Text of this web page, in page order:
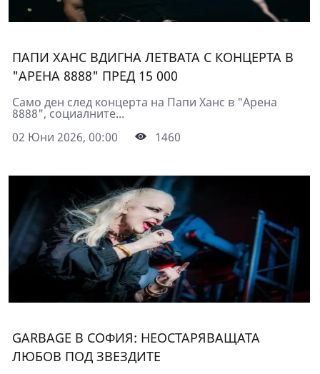
ПАПИ ХАНС ВДИГНА ЛЕТВАТА С КОНЦЕРТА В
"АРЕНА 8888" ПРЕД 15 000
Само ден след концерта на Папи Ханс в "Арена
8888", социалните...
02 Юни 2026, 00:00
1460
GARBAGE В СОФИЯ: НЕОСТАРЯВАЩАТА
ЛЮБОВ ПОД ЗВЕЗДИТЕ